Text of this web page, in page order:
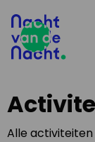
Alle activiteiten